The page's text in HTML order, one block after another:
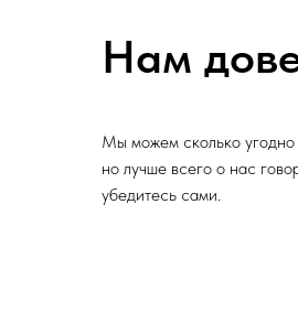
Нам
Мы можем сколько угодно
но лучше всего о нас
убедитесь сами.